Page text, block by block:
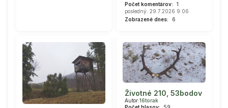
Počet komentárov:
1
posledný: 29.7.2026 9:06
Zobrazené dnes:
6
Životné 210, 53bodov
Autor:16torak